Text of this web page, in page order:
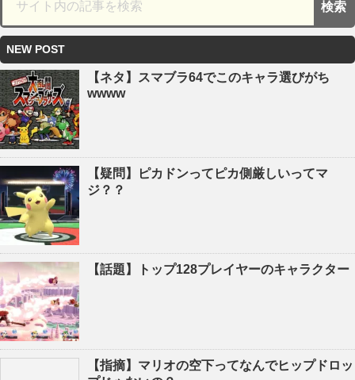
NEW POST
【ネタ】スマブラ64でこのキャラ選びがち
wwww
【疑問】ピカドンってピカ側厳しいってマ
ジ？？
【話題】トップ128プレイヤーのキャラクター
【指摘】マリオの空下ってなんでヒップドロッ